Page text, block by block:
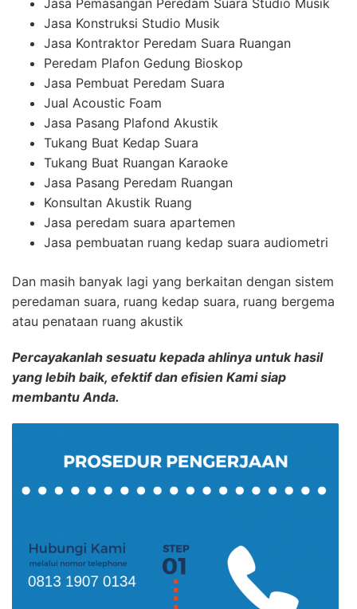
Jasa Pemasangan Peredam Suara Studio Musik
Jasa Konstruksi Studio Musik
Jasa Kontraktor Peredam Suara Ruangan
Peredam Plafon Gedung Bioskop
Jasa Pembuat Peredam Suara
Jual Acoustic Foam
Jasa Pasang Plafond Akustik
Tukang Buat Kedap Suara
Tukang Buat Ruangan Karaoke
Jasa Pasang Peredam Ruangan
Konsultan Akustik Ruang
Jasa peredam suara apartemen
Jasa pembuatan ruang kedap suara audiometri
Dan masih banyak lagi yang berkaitan dengan sistem
peredaman suara, ruang kedap suara, ruang bergema
atau penataan ruang akustik
Percayakanlah sesuatu kepada ahlinya untuk hasil
yang lebih baik, efektif dan efisien Kami siap
membantu Anda.